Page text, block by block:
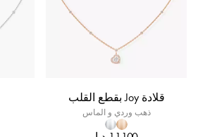
قلادة Joy بقطع القلب
ذهب وردي و الماس